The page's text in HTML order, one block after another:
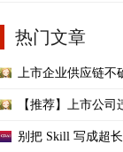
热门文章
上市企业供应链不
【推荐】上市公司
别把 Skill 写成超